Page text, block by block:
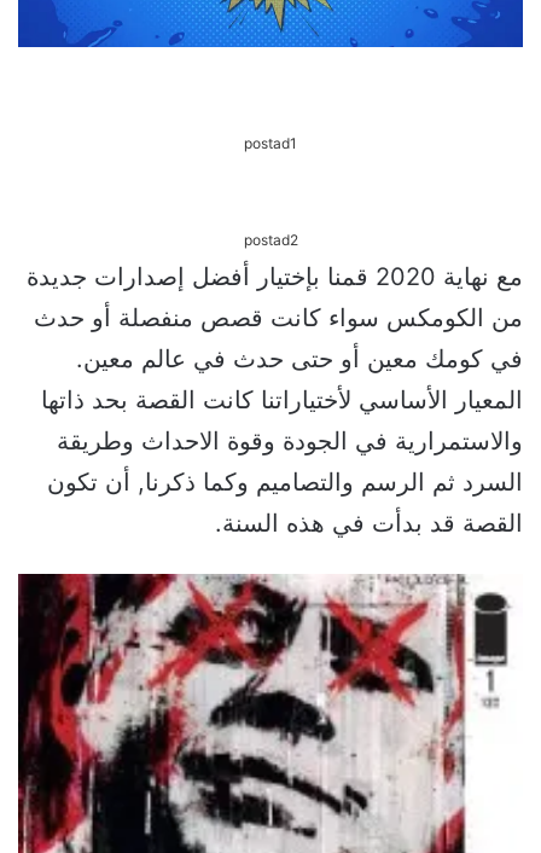
postad1
postad2
مع نهاية 2020 قمنا بإختيار أفضل إصدارات جديدة
من الكومكس سواء كانت قصص منفصلة أو حدث
في كومك معين أو حتى حدث في عالم معين.
المعيار الأساسي لأختياراتنا كانت القصة بحد ذاتها
والاستمرارية في الجودة وقوة الاحداث وطريقة
السرد ثم الرسم والتصاميم وكما ذكرنا, أن تكون
القصة قد بدأت في هذه السنة.